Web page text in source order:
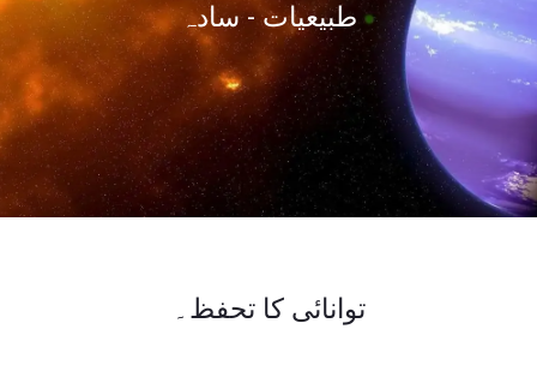
طبیعیات - سادہ
توانائی کا تحفظ۔